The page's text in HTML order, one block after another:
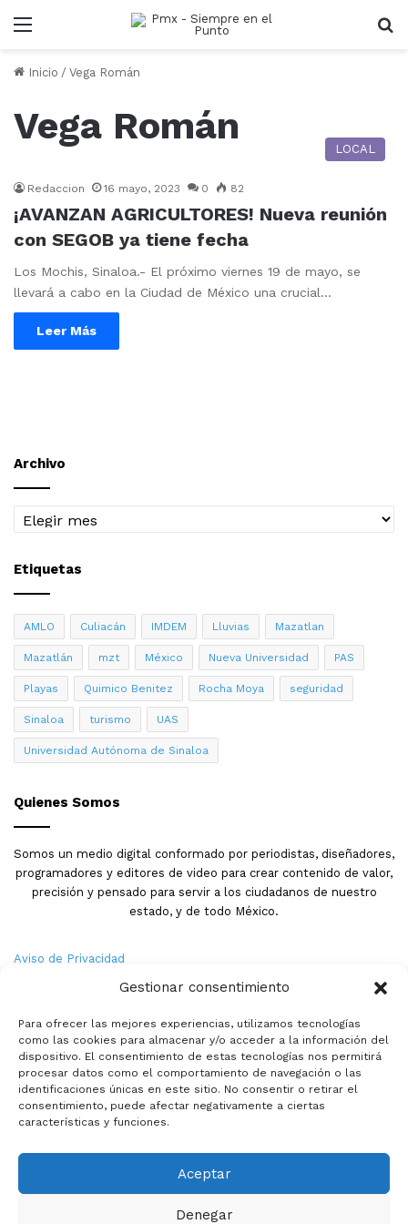
Gestionar consentimiento
Para ofrecer las mejores experiencias, utilizamos tecnologías
como las cookies para almacenar y/o acceder a la información del
dispositivo. El consentimiento de estas tecnologías nos permitirá
procesar datos como el comportamiento de navegación o las
identificaciones únicas en este sitio. No consentir o retirar el
consentimiento, puede afectar negativamente a ciertas
características y funciones.
Aceptar
Denegar
Menu
Inicio / Vega Román
Vega Román
LOCAL
Redaccion 16 mayo, 2023 0 82
¡AVANZAN AGRICULTORES! Nueva reunión
con SEGOB ya tiene fecha
Los Mochis, Sinaloa.- El próximo viernes 19 de mayo, se
llevará a cabo en la Ciudad de México una crucial…
Leer Más
Archivo
Archivo
Etiquetas
AMLO Culiacán IMDEM Lluvias Mazatlan
Mazatlán mzt México Nueva Universidad PAS
Playas Quimico Benitez Rocha Moya seguridad
Sinaloa turismo UAS
Universidad Autónoma de Sinaloa
Quienes Somos
Somos un medio digital conformado por periodistas, diseñadores,
programadores y editores de video para crear contenido de valor,
precisión y pensado para servir a los ciudadanos de nuestro
estado, y de todo México.
Aviso de Privacidad
Términos y Condiciones
Política de Cookies
Contacto
© Copyright 2026,PMX. Todos los derechos reservados.